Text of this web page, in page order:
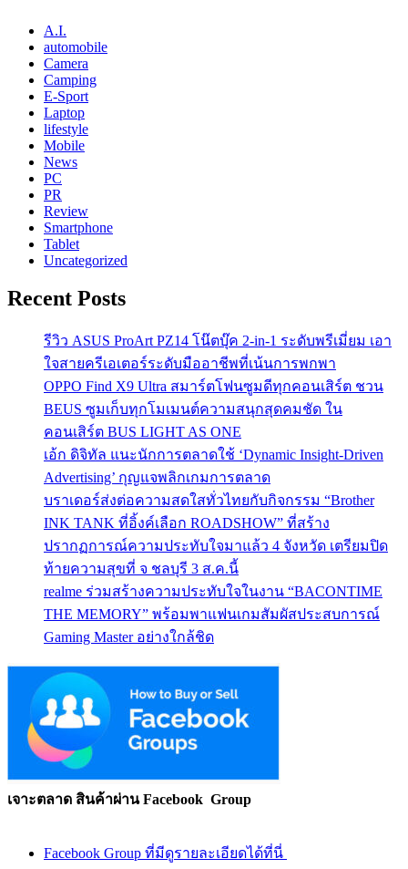
A.I.
automobile
Camera
Camping
E-Sport
Laptop
lifestyle
Mobile
News
PC
PR
Review
Smartphone
Tablet
Uncategorized
Recent Posts
รีวิว ASUS ProArt PZ14 โน๊ตบุ๊ค 2-in-1 ระดับพรีเมี่ยม เอา
ใจสายครีเอเตอร์ระดับมืออาชีพที่เน้นการพกพา
OPPO Find X9 Ultra สมาร์ตโฟนซูมดีทุกคอนเสิร์ต ชวน
BEUS ซูมเก็บทุกโมเมนต์ความสนุกสุดคมชัด ใน
คอนเสิร์ต BUS LIGHT AS ONE
เอ้ก ดิจิทัล แนะนักการตลาดใช้ ‘Dynamic Insight-Driven
Advertising’ กุญแจพลิกเกมการตลาด
บราเดอร์ส่งต่อความสดใสทั่วไทยกับกิจกรรม “Brother
INK TANK ที่อิ้งค์เลือก ROADSHOW” ที่สร้าง
ปรากฏการณ์ความประทับใจมาแล้ว 4 จังหวัด เตรียมปิด
ท้ายความสุขที่ จ ชลบุรี 3 ส.ค.นี้
realme ร่วมสร้างความประทับใจในงาน “BACONTIME
THE MEMORY” พร้อมพาแฟนเกมสัมผัสประสบการณ์
Gaming Master อย่างใกล้ชิด
เจาะตลาด สินค้าผ่าน Facebook Group
Facebook Group ที่มีดูรายละเอียดได้ที่นี่